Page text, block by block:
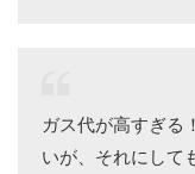
ガス代が高すぎる
いが、それにして